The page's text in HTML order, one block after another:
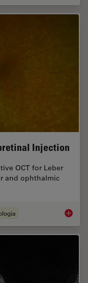
Injection
OCT for Leber
and ophthalmic